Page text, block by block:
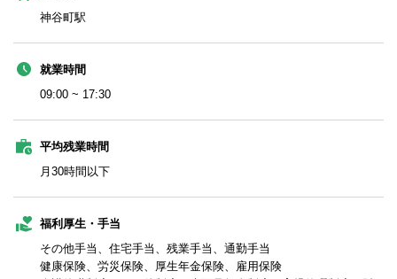
神谷町駅
就業時間
09:00 ~ 17:30
平均残業時間
月30時間以下
福利厚生・手当
その他手当、住宅手当、残業手当、通勤手当
健康保険、労災保険、厚生年金保険、雇用保険